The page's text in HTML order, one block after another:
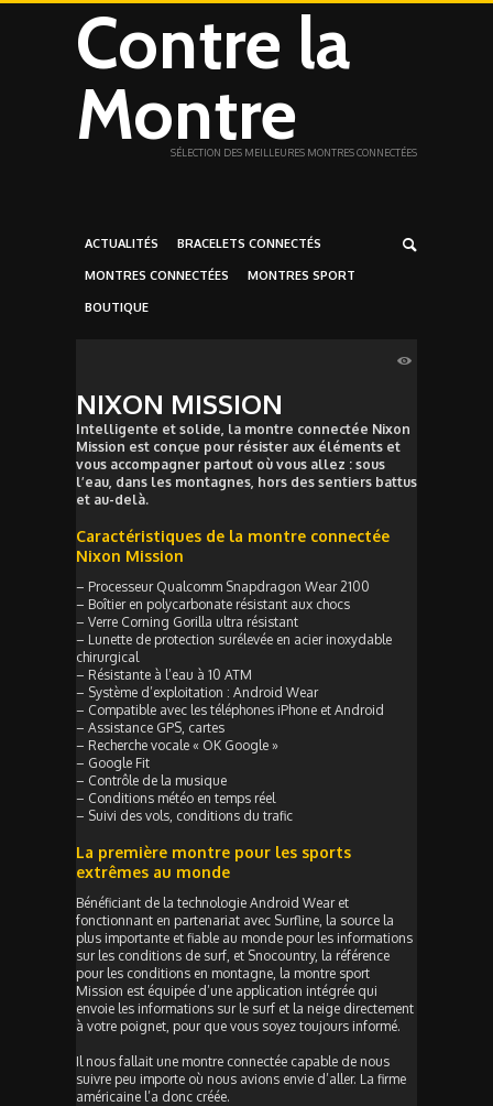
Contre la
Montre
SÉLECTION DES MEILLEURES MONTRES CONNECTÉES
ACTUALITÉS BRACELETS CONNECTÉS
MONTRES CONNECTÉES MONTRES SPORT
BOUTIQUE
NIXON MISSION
Intelligente et solide, la montre connectée Nixon
Mission est conçue pour résister aux éléments et
vous accompagner partout où vous allez : sous
l’eau, dans les montagnes, hors des sentiers battus
et au-delà.
Caractéristiques de la montre connectée
Nixon Mission
– Processeur Qualcomm Snapdragon Wear 2100
– Boîtier en polycarbonate résistant aux chocs
– Verre Corning Gorilla ultra résistant
– Lunette de protection surélevée en acier inoxydable
chirurgical
– Résistante à l’eau à 10 ATM
– Système d’exploitation : Android Wear
– Compatible avec les téléphones iPhone et Android
– Assistance GPS, cartes
– Recherche vocale « OK Google »
– Google Fit
– Contrôle de la musique
– Conditions météo en temps réel
– Suivi des vols, conditions du trafic
La première montre pour les sports
extrêmes au monde
Bénéficiant de la technologie Android Wear et
fonctionnant en partenariat avec Surfline, la source la
plus importante et fiable au monde pour les informations
sur les conditions de surf, et Snocountry, la référence
pour les conditions en montagne, la montre sport
Mission est équipée d’une application intégrée qui
envoie les informations sur le surf et la neige directement
à votre poignet, pour que vous soyez toujours informé.
Il nous fallait une montre connectée capable de nous
suivre peu importe où nous avions envie d’aller. La firme
américaine l’a donc créée.